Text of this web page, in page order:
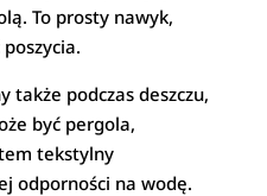
To prosty nawyk,
także podczas deszczu,
być pergola,
tekstylny
odporności na wodę.